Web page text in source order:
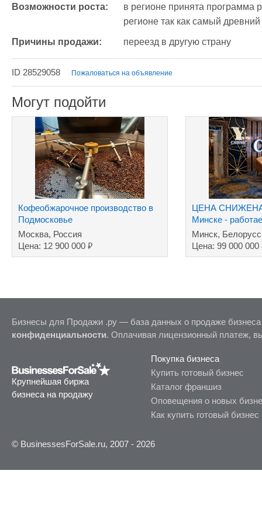
Возможности роста:
в регионе принята программа
регионе так как самый
Причины продажи: переезд в другую страну
ID 28529058 Пожаловаться на объявление
Могут подойти
Кофеобжарочное производство в
Подмосковье
Москва, Россия
Цена: 12 900 000 ₽
ЦЕНА
Минске -
сей день
Минск,
Цена: 99 000 000
Бизнесы для Продажи .ру — база данных о продаже
конфиденциальности. Оплачивая лицензионный платеж,
Крупнейшая биржа
бизнеса на продажу
Покупка бизнеса
Купить готовый бизнес
Каталог франшиз
Оповещения о новых
Как купить готовый бизнес
© BusinessesForSale.ru, 2007 - 2026